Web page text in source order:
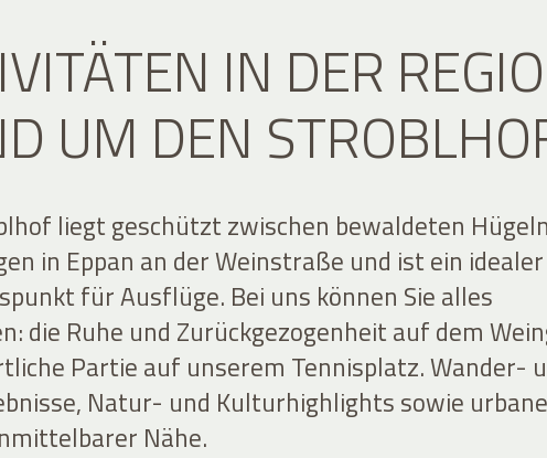
IN DER
UM DEN
liegt geschützt zwischen bewaldeten
in Eppan an der Weinstraße und ist ein idealer
für Ausflüge. Bei uns können Sie alles
die Ruhe und Zurückgezogenheit auf dem
Partie auf unserem Tennisplatz. Wander-
Natur- und Kulturhighlights sowie
Nähe.